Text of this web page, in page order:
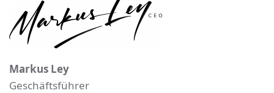
Markus Ley
Geschäftsführer